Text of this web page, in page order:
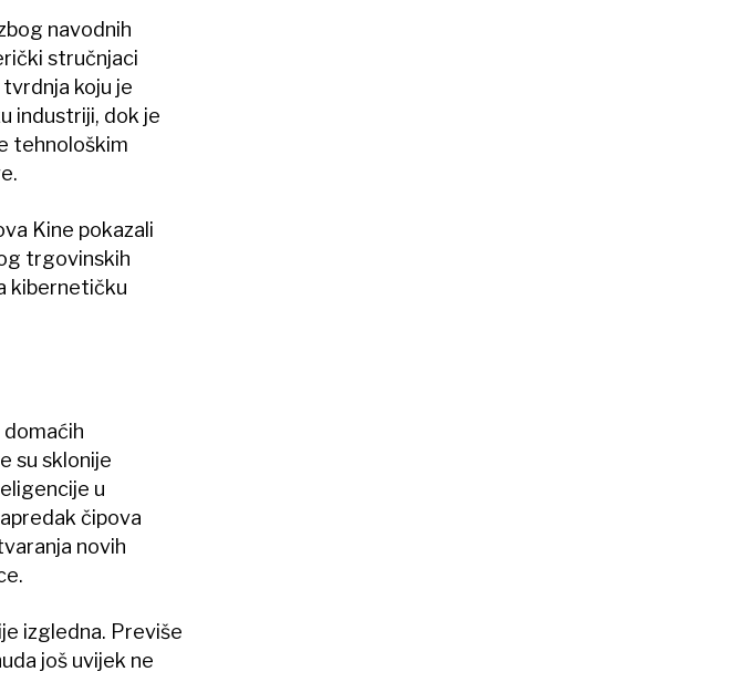
navodnih
stručnjaci
koju je
industriji, dok je
tehnološkim
Kine pokazali
trgovinskih
kibernetičku
su sklonije
u
čipova
novih
izgledna. Previše
još uvijek ne